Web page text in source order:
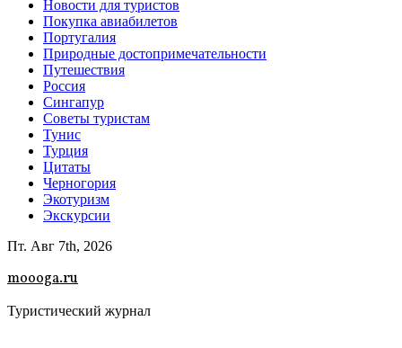
Новости для туристов
Покупка авиабилетов
Португалия
Природные достопримечательности
Путешествия
Россия
Сингапур
Советы туристам
Тунис
Турция
Цитаты
Черногория
Экотуризм
Экскурсии
Пт. Авг 7th, 2026
moooga.ru
Туристический журнал